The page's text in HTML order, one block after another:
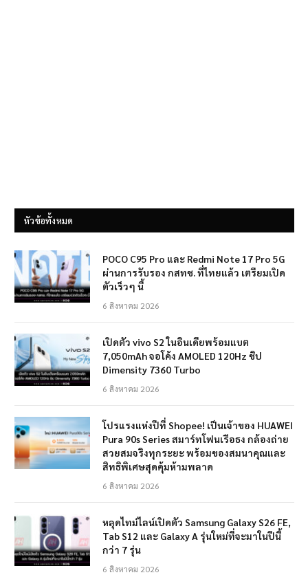
หัวข้อทั้งหมด
POCO C95 Pro และ Redmi Note 17 Pro 5G
ผ่านการรับรอง กสทช. ที่ไทยแล้ว เตรียมเปิด
ตัวเร็วๆ นี้
6 สิงหาคม 2026
เปิดตัว vivo S2 ในอินเดียพร้อมแบต
7,050mAh จอโค้ง AMOLED 120Hz ชิป
Dimensity 7360 Turbo
6 สิงหาคม 2026
โปรแรงแห่งปีที่ Shopee! เป็นเจ้าของ HUAWEI
Pura 90s Series สมาร์ทโฟนเรือธง กล้องถ่าย
สวยสมจริงทุกระยะ พร้อมของสมนาคุณและ
สิทธิพิเศษสุดคุ้มห้ามพลาด
6 สิงหาคม 2026
หลุดไทม์ไลน์เปิดตัว Samsung Galaxy S26 FE,
Tab S12 และ Galaxy A รุ่นใหม่ที่จะมาในปีนี้
กว่า 7 รุ่น
6 สิงหาคม 2026